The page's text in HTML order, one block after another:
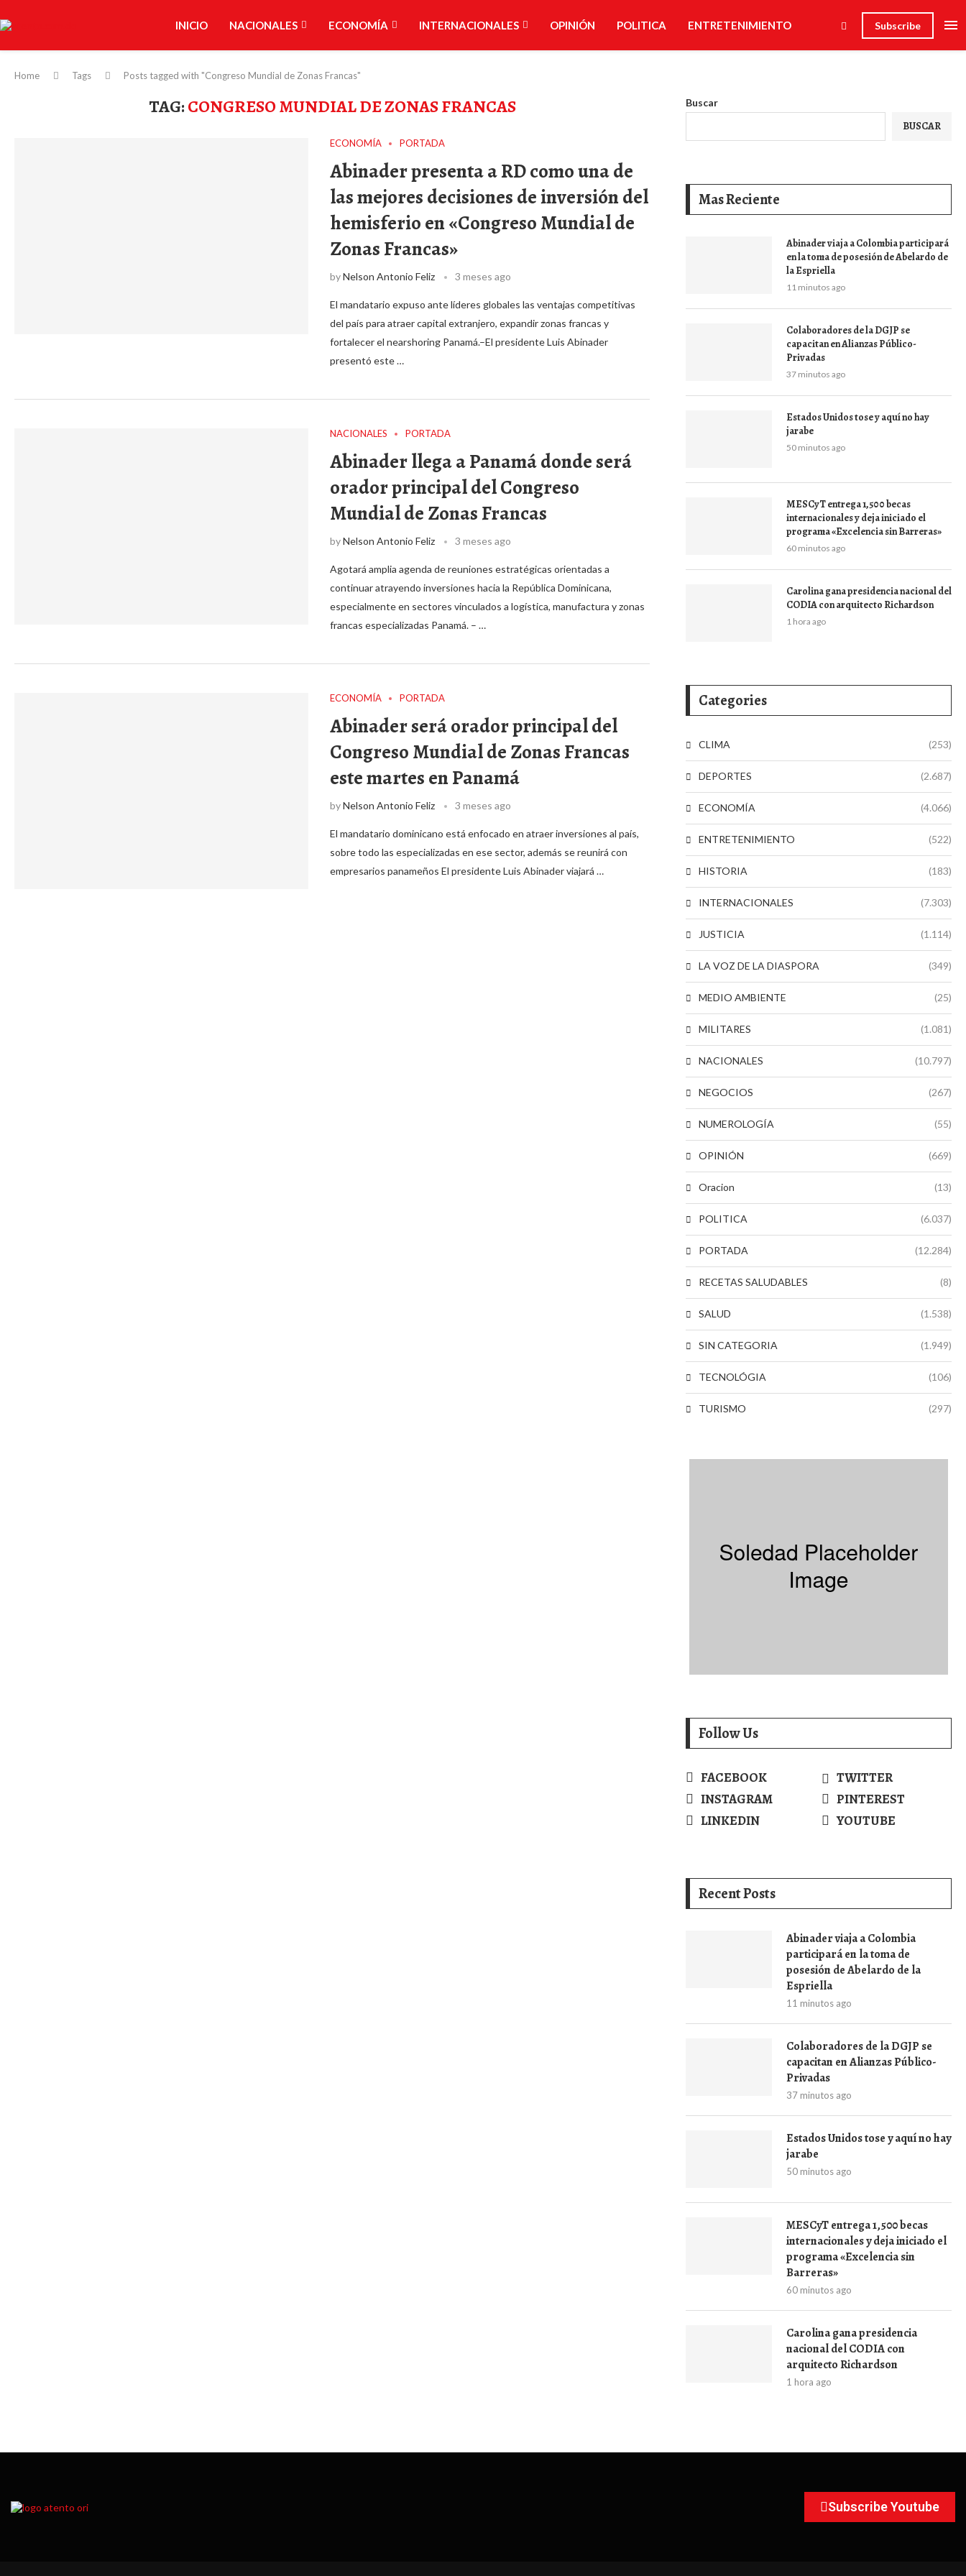
INICIO NACIONALES ECONOMÍA INTERNACIONALES OPINIÓN POLITICA ENTRETENIMIENTO Subscribe
Home Tags Posts tagged with "Congreso Mundial de Zonas Francas"
TAG:CONGRESO MUNDIAL DE ZONAS FRANCAS
ECONOMÍA PORTADA
Abinader presenta a RD como una de
las mejores decisiones de inversión del
hemisferio en «Congreso Mundial de
Zonas Francas»
byNelson Antonio Feliz 3 meses ago
El mandatario expuso ante líderes globales las ventajas competitivas
del país para atraer capital extranjero, expandir zonas francas y
fortalecer el nearshoring Panamá.–El presidente Luis Abinader
presentó este …
NACIONALES PORTADA
Abinader llega a Panamá donde será
orador principal del Congreso
Mundial de Zonas Francas
byNelson Antonio Feliz 3 meses ago
Agotará amplia agenda de reuniones estratégicas orientadas a
continuar atrayendo inversiones hacia la República Dominicana,
especialmente en sectores vinculados a logística, manufactura y zonas
francas especializadas Panamá. – …
ECONOMÍA PORTADA
Abinader será orador principal del
Congreso Mundial de Zonas Francas
este martes en Panamá
byNelson Antonio Feliz 3 meses ago
El mandatario dominicano está enfocado en atraer inversiones al país,
sobre todo las especializadas en ese sector, además se reunirá con
empresarios panameños El presidente Luis Abinader viajará …
Buscar
BUSCAR
Mas Reciente
Abinader viaja a Colombia participará
en la toma de posesión de Abelardo de
la Espriella
11 minutos ago
Colaboradores de la DGJP se
capacitan en Alianzas Público-
Privadas
37 minutos ago
Estados Unidos tose y aquí no hay
jarabe
50 minutos ago
MESCyT entrega 1,500 becas
internacionales y deja iniciado el
programa «Excelencia sin Barreras»
60 minutos ago
Carolina gana presidencia nacional del
CODIA con arquitecto Richardson
1 hora ago
Categories
CLIMA (253)
DEPORTES (2.687)
ECONOMÍA (4.066)
ENTRETENIMIENTO (522)
HISTORIA (183)
INTERNACIONALES (7.303)
JUSTICIA (1.114)
LA VOZ DE LA DIASPORA (349)
MEDIO AMBIENTE (25)
MILITARES (1.081)
NACIONALES (10.797)
NEGOCIOS (267)
NUMEROLOGÍA (55)
OPINIÓN (669)
Oracion (13)
POLITICA (6.037)
PORTADA (12.284)
RECETAS SALUDABLES (8)
SALUD (1.538)
SIN CATEGORIA (1.949)
TECNOLÓGIA (106)
TURISMO (297)
Follow Us
FACEBOOK
TWITTER
INSTAGRAM
PINTEREST
LINKEDIN
YOUTUBE
Recent Posts
Abinader viaja a Colombia
participará en la toma de
posesión de Abelardo de la
Espriella
11 minutos ago
Colaboradores de la DGJP se
capacitan en Alianzas Público-
Privadas
37 minutos ago
Estados Unidos tose y aquí no hay
jarabe
50 minutos ago
MESCyT entrega 1,500 becas
internacionales y deja iniciado el
programa «Excelencia sin
Barreras»
60 minutos ago
Carolina gana presidencia
nacional del CODIA con
arquitecto Richardson
1 hora ago
Subscribe Youtube